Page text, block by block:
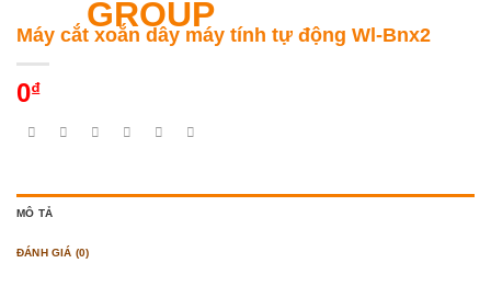
Máy cắt xoắn dây máy tính tự động Wl-Bnx2
0₫
MÔ TẢ
ĐÁNH GIÁ (0)